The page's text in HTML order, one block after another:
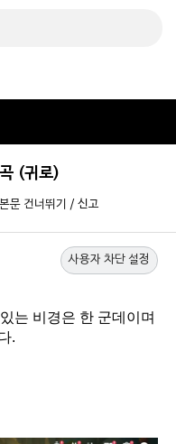
(귀로)
본문 건너뛰기 / 신고
사용자 차단 설정
는 비경은 한 군데이며
.